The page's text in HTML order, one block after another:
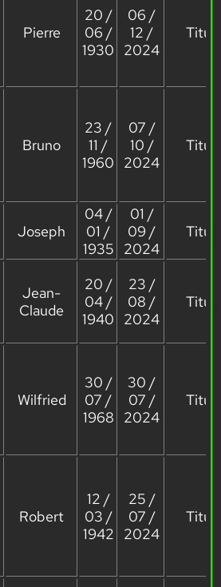
Pierre
20 /
06 /
1930
06 /
12 /
2024
Bruno
23 /
11 /
1960
07 /
10 /
2024
Joseph
04 /
01 /
1935
01 /
09 /
2024
Jean-
Claude
20 /
04 /
1940
23 /
08 /
2024
Wilfried
30 /
07 /
1968
30 /
07 /
2024
Robert
12 /
03 /
1942
25 /
07 /
2024